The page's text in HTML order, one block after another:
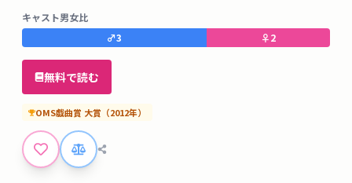
ス
掲
示
板
ツ
ー
キャスト男女比
♂3 ♀2
無料で読む
OMS戯曲賞 大賞 （2012年）